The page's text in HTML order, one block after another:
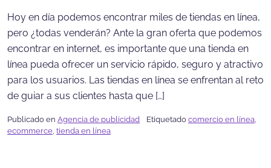
Hoy en día podemos encontrar miles de tiendas en línea,
pero ¿todas venderán? Ante la gran oferta que podemos
encontrar en internet, es importante que una tienda en
línea pueda ofrecer un servicio rápido, seguro y atractivo
para los usuarios. Las tiendas en línea se enfrentan al reto
de guiar a sus clientes hasta que […]
Publicado en Agencia de publicidad Etiquetado comercio en línea
ecommerce tienda en línea